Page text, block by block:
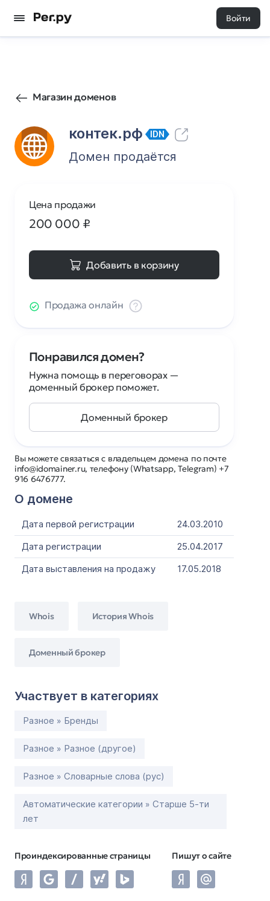
Войти
Магазин доменов
контек.рф IDN
32 0
Домен продаётся
Вы можете связаться с владельцем домена по почте
info@idomainer.ru, телефону (Whatsapp, Telegram) +7
916 6476777.
О домене
Дата первой регистрации
24.03.2010
Дата регистрации
25.04.2017
Дата выставления на продажу
17.05.2018
Whois История Whois
Доменный брокер
Участвует в категориях
Разное » Бренды
Разное » Разное (другое)
Разное » Словарные слова (рус)
Автоматические категории » Старше 5-ти
лет
Проиндексированные страницы Пишут о сайте
Цена продажи
200 000 ₽
Добавить в корзину
Продажа онлайн
Понравился домен?
Нужна помощь в переговорах —
доменный брокер поможет.
Доменный брокер